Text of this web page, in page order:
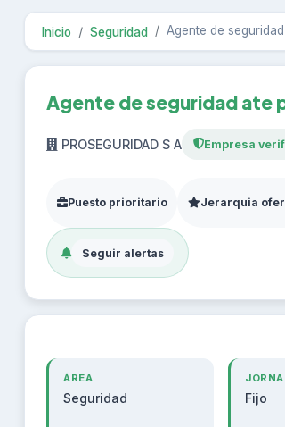
Inicio Seguridad Agente de
Agente de seguridad ate
PROSEGURIDAD S A Empresa
Puesto prioritario Jerarquia
Seguir alertas
ÁREA
Seguridad Fijo